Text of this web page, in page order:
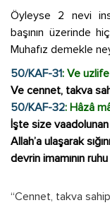
Öyleyse 2 nevi
başının üzerinde
Muhafız demekle
50/KAF-31: Ve
Ve cennet, takva
50/KAF-32: Hâzâ
İşte size
Allah’a ulaşarak
devrin imamının
“Cennet, takva